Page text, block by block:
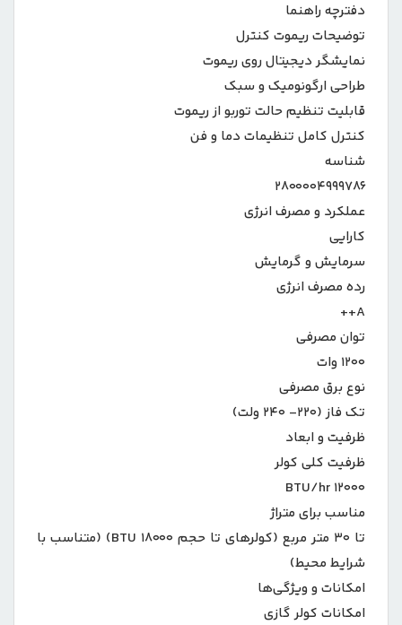
دفترچه راهنما
توضیحات ریموت کنترل
نمایشگر دیجیتال روی ریموت
طراحی ارگونومیک و سبک
قابلیت تنظیم حالت توربو از ریموت
کنترل کامل تنظیمات دما و فن
شناسه
۲۸۰۰۰۰۴۹۹۹۷۸۶
عملکرد و مصرف انرژی
کارایی
سرمایش و گرمایش
رده مصرف انرژی
A++
توان مصرفی
۱۲۰۰ وات
نوع برق مصرفی
تک فاز (۲۲۰- ۲۴۰ ولت)
ظرفیت و ابعاد
ظرفیت کلی کولر
۱۲۰۰۰ BTU/hr
مناسب برای متراژ
تا ۳۰ متر مربع (کولرهای تا حجم ۱۸۰۰۰ BTU) (متناسب با
شرایط محیط)
امکانات و ویژگی‌ها
امکانات کولر گازی